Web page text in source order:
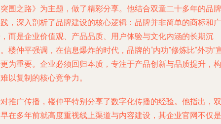
围之路》为主题，做了精彩分享。他结合双童二十多年的品牌
，深入剖析了品牌建设的核心逻辑：品牌并非简单的商标和广
而是企业价值观、产品品质、用户体验与文化内涵的长期沉
楼仲平强调，在信息爆炸的时代，品牌的“内功”修炼比“外功”
为重要。企业必须回归本质，专注于产品创新与品质提升，构
以复制的核心竞争力。
推广传播，楼仲平特别分享了数字化传播的经验。他指出，双
在多年前就高度重视线上渠道与内容建设，其企业官网不仅是